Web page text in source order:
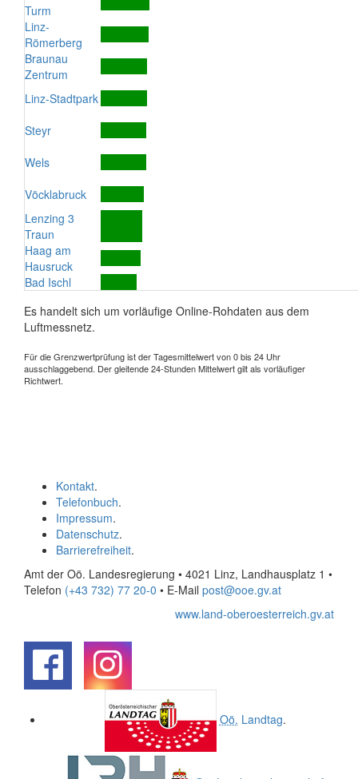
Turm
Linz-
Römerberg
Braunau
Zentrum
Linz-Stadtpark
Steyr
Wels
Vöcklabruck
Lenzing 3
Traun
Haag am
Hausruck
Bad Ischl
Es handelt sich um vorläufige Online-Rohdaten aus dem
Luftmessnetz.
Für die Grenzwertprüfung ist der Tagesmittelwert von 0 bis 24 Uhr
ausschlaggebend. Der gleitende 24-Stunden Mittelwert gilt als vorläufiger
Richtwert.
Kontakt.
Telefonbuch.
Impressum.
Datenschutz.
Barrierefreiheit.
Amt der Oö. Landesregierung • 4021 Linz, Landhausplatz 1 •
Telefon (+43 732) 77 20-0 • E-Mail post@ooe.gv.at
www.land-oberoesterreich.gv.at
Oö. Landtag.